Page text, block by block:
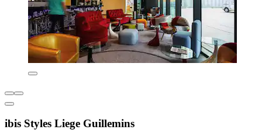
ibis Styles Liege Guillemins